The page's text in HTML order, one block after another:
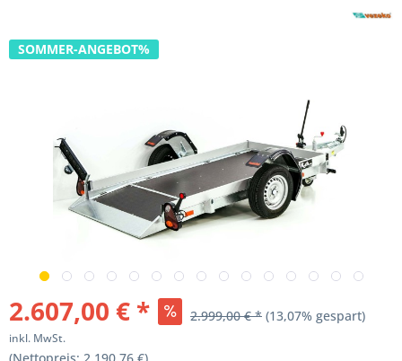
SOMMER-ANGEBOT%
2.607,00 € * 2.999,00 € * (13,07% gespart)
inkl. MwSt.